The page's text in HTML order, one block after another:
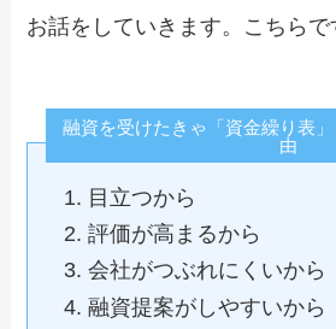
お話をしていきます。こちらで
融資を受けたきゃ「資金繰り表
由
目立つから
評価が高まるから
会社がつぶれにくいから
融資提案がしやすいから